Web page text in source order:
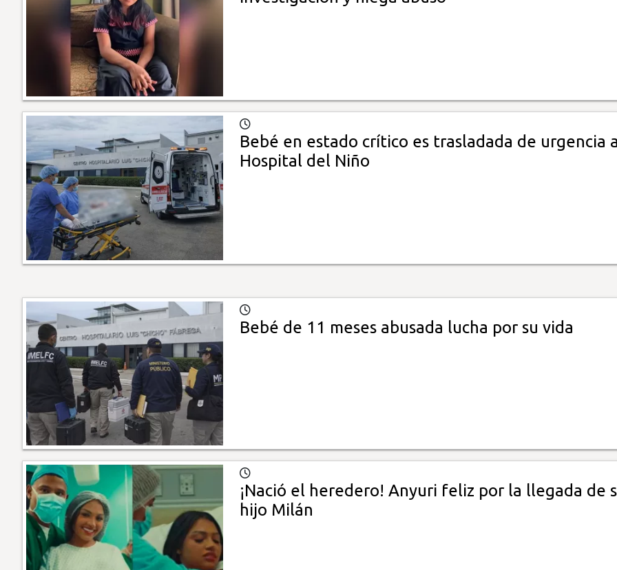
Bebé en estado crítico es trasladada de urgencia
Hospital del Niño
Bebé de 11 meses abusada lucha por su vida
¡Nació el heredero! Anyuri feliz por la llegada de
hijo Milán